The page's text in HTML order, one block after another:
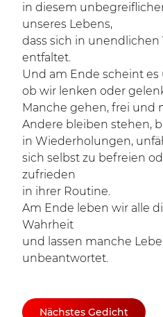
in diesem
unseres Lebens,
dass sich in unendlichen
entfaltet.
Und am Ende scheint
ob wir lenken oder
Manche gehen, frei und
Andere bleiben stehen,
in Wiederholungen,
sich selbst zu befreien
zufrieden
in ihrer Routine.
Am Ende leben wir alle
Wahrheit
und lassen manche
unbeantwortet.
Nächstes Gedicht